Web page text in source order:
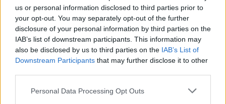
us or personal information disclosed to third parties prior to
your opt-out. You may separately opt-out of the further
disclosure of your personal information by third parties on the
IAB’s list of downstream participants. This information may
also be disclosed by us to third parties on the IAB’s List of
Downstream Participants that may further disclose it to other
Personal Data Processing Opt Outs
niezwykłym nie tylko ze względu na postać
ekstrawaganckiego założyciela i dyrektora tej
niezwykłej szkoły. Równie frapująca była sama
konstrukcja tego budynku, jego położenie, a
także wewnętrzne rozmieszczenie pomieszczeń
i ich funkcje.